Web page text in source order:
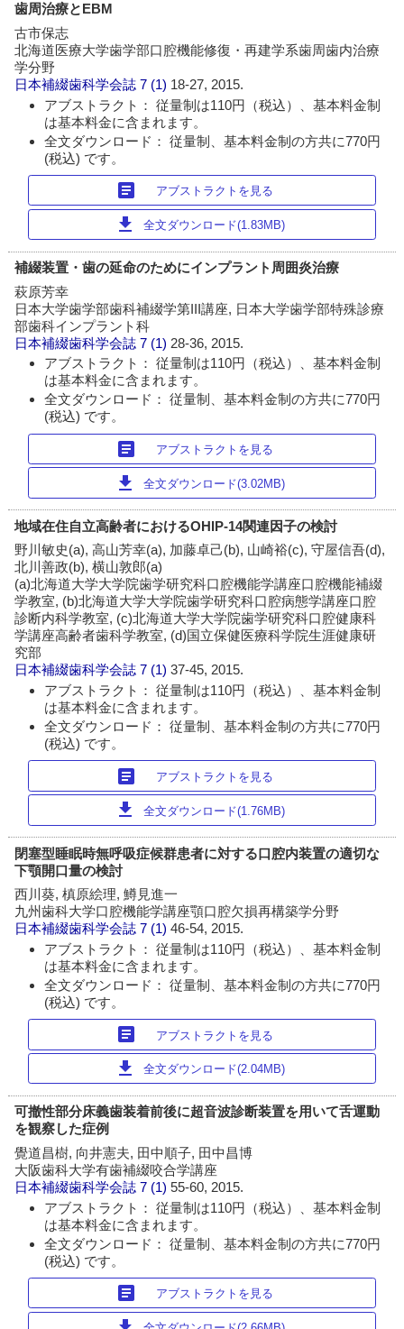
歯周治療とEBM
古市保志
北海道医療大学歯学部口腔機能修復・再建学系歯周歯内治療
学分野
日本補綴歯科学会誌 7 (1) 18-27, 2015.
アブストラクト： 従量制は110円（税込）、基本料金制
は基本料金に含まれます。
全文ダウンロード： 従量制、基本料金制の方共に770円
(税込) です。
article アブストラクトを見る
download 全文ダウンロード(1.83MB)
補綴装置・歯の延命のためにインプラント周囲炎治療
萩原芳幸
日本大学歯学部歯科補綴学第III講座, 日本大学歯学部特殊診療
部歯科インプラント科
日本補綴歯科学会誌 7 (1) 28-36, 2015.
アブストラクト： 従量制は110円（税込）、基本料金制
は基本料金に含まれます。
全文ダウンロード： 従量制、基本料金制の方共に770円
(税込) です。
article アブストラクトを見る
download 全文ダウンロード(3.02MB)
地域在住自立高齢者におけるOHIP-14関連因子の検討
野川敏史(a), 高山芳幸(a), 加藤卓己(b), 山崎裕(c), 守屋信吾(d),
北川善政(b), 横山敦郎(a)
(a)北海道大学大学院歯学研究科口腔機能学講座口腔機能補綴
学教室, (b)北海道大学大学院歯学研究科口腔病態学講座口腔
診断内科学教室, (c)北海道大学大学院歯学研究科口腔健康科
学講座高齢者歯科学教室, (d)国立保健医療科学院生涯健康研
究部
日本補綴歯科学会誌 7 (1)37-45, 2015.
アブストラクト： 従量制は110円（税込）、基本料金制
は基本料金に含まれます。
全文ダウンロード： 従量制、基本料金制の方共に770円
(税込) です。
article アブストラクトを見る
download 全文ダウンロード(1.76MB)
閉塞型睡眠時無呼吸症候群患者に対する口腔内装置の適切な
下顎開口量の検討
西川葵, 槙原絵理, 鱒見進一
九州歯科大学口腔機能学講座顎口腔欠損再構築学分野
日本補綴歯科学会誌 7 (1)46-54, 2015.
アブストラクト： 従量制は110円（税込）、基本料金制
は基本料金に含まれます。
全文ダウンロード： 従量制、基本料金制の方共に770円
(税込) です。
article アブストラクトを見る
download 全文ダウンロード(2.04MB)
可撤性部分床義歯装着前後に超音波診断装置を用いて舌運動
を観察した症例
覺道昌樹, 向井憲夫, 田中順子, 田中昌博
大阪歯科大学有歯補綴咬合学講座
日本補綴歯科学会誌 7 (1)55-60, 2015.
アブストラクト： 従量制は110円（税込）、基本料金制
は基本料金に含まれます。
全文ダウンロード： 従量制、基本料金制の方共に770円
(税込) です。
article アブストラクトを見る